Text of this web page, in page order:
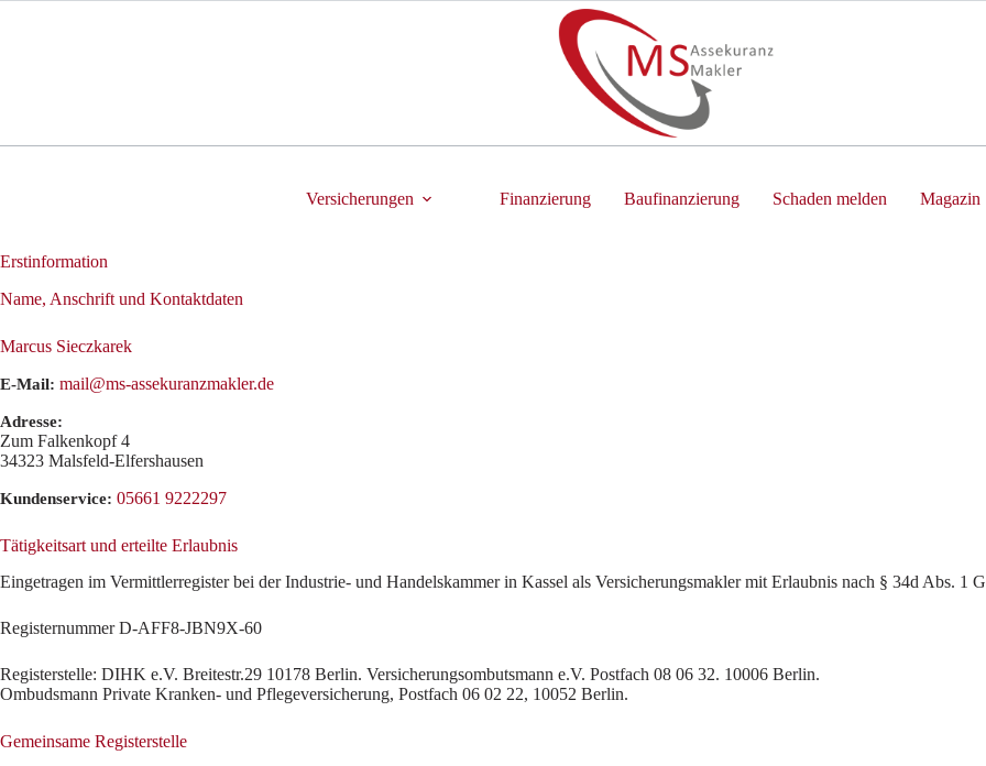
Versicherungen Finanzierung Baufinanzierung Schaden melden Magazin
Erstinformation
Name, Anschrift und Kontaktdaten
Marcus Sieczkarek
E-Mail: mail@ms-assekuranzmakler.de
Adresse:
Zum Falkenkopf 4
34323 Malsfeld-Elfershausen
Kundenservice: 05661 9222297
Tätigkeitsart und erteilte Erlaubnis
Eingetragen im Vermittlerregister bei der Industrie- und Handelskammer in Kassel als Versicherungsmakler mit Erlaubnis nach § 34d Abs. 1
Registernummer D‑AFF8-JBN9X-60
Registerstelle: DIHK e.V. Breitestr.29 10178 Berlin. Versicherungsombutsmann e.V. Postfach 08 06 32. 10006 Berlin.
Ombudsmann Private Kranken- und Pflegeversicherung, Postfach 06 02 22, 10052 Berlin.
Gemeinsame Registerstelle